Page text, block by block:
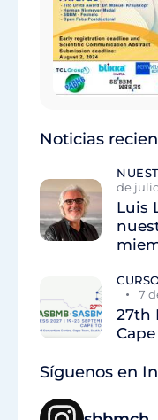
Noticias
de
Luis
7
27th
Síguenos en